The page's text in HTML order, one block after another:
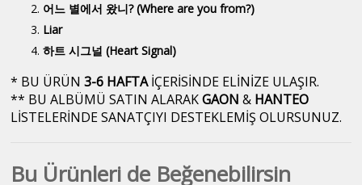
어느 별에서 왔니? (Where are you from?)
Liar
하트 시그널 (Heart Signal)
* BU ÜRÜN3-6 HAFTAİÇERİSİNDE ELİNİZE ULAŞIR.
** BU ALBÜMÜ SATIN ALARAKGAON & HANTEO
LİSTELERİNDE SANATÇIYI DESTEKLEMİŞ OLURSUNUZ.
Bu Ürünleri de Beğenebilirsin